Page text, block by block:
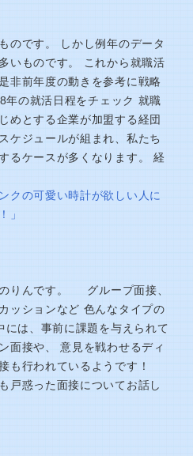
のです。 しかし例年のデータ
いものです。 これから就職活
非前年度の動きを参考に戦略
年の就活日程をチェック 就職
めとする企業が加盟する経団
ケジュールが組まれ、私たち
るケースが多くなります。 経
クの可愛い時計が欲しい人に
」
りんです。 グループ面接、
ッションなど 色んなタイプの
は、事前に課題を与えられて
面接や、 意見を戦わせるディ
も行われているようです！
戸惑った面接についてお話し